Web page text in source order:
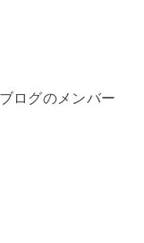
ログのメンバー